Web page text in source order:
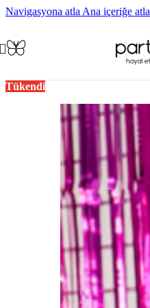
Navigasyona atla Ana içeriğe atla
Tükendi